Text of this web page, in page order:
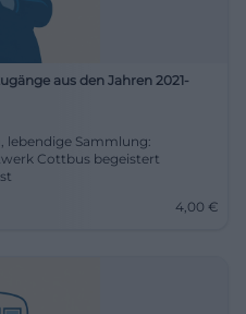
aus den Jahren 2021-
lebendige Sammlung:
Cottbus begeistert
4,00 €